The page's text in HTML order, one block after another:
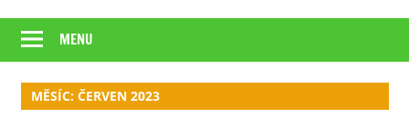
MENU
MĚSÍC: ČERVEN 2023